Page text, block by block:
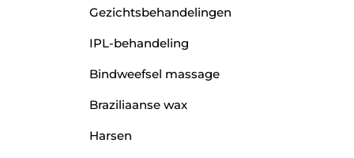
Gezichtsbehandelingen
IPL-behandeling
Bindweefsel massage
Braziliaanse wax
Harsen